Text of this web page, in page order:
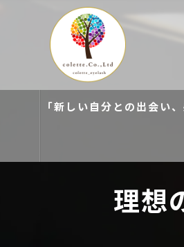
「新しい自分との出会い
理想